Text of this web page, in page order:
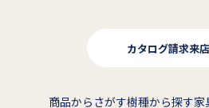
カタログ請求来
商品からさがす樹種から探す家